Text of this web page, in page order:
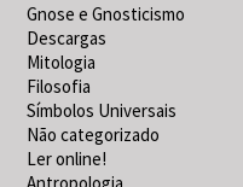
Gnose e Gnosticismo
Descargas
Mitologia
Filosofia
Símbolos Universais
Não categorizado
Ler online!